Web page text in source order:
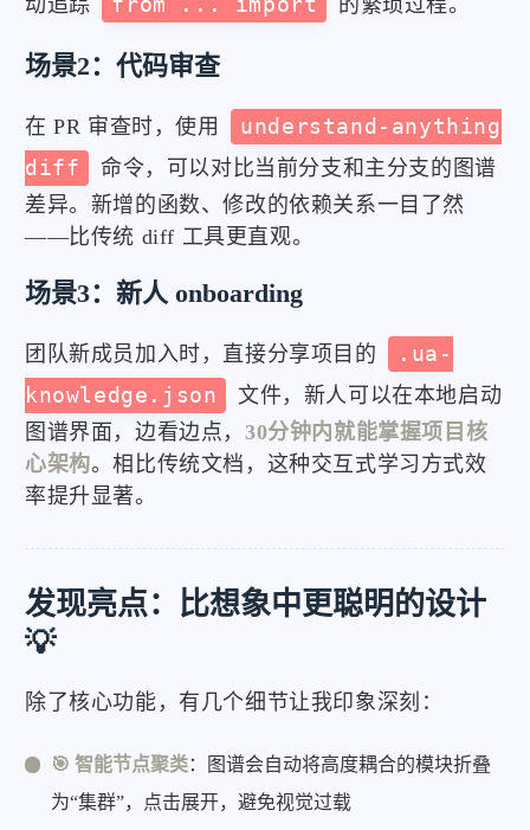
场景2：代码审查
在 PR 审查时，使用
understand-anything
diff
命令，可以对比当前分支和主分支的图谱
差异。新增的函数、修改的依赖关系一目了然
——比传统 diff 工具更直观。
场景3：新人 onboarding
团队新成员加入时，直接分享项目的
.ua-
knowledge.json
文件，新人可以在本地启动
图谱界面，边看边点，30分钟内就能掌握项目核
心架构。相比传统文档，这种交互式学习方式效
率提升显著。
发现亮点：比想象中更聪明的设计
💡
除了核心功能，有几个细节让我印象深刻：
🎯 智能节点聚类：图谱会自动将高度耦合的模块折叠
为“集群”，点击展开，避免视觉过载